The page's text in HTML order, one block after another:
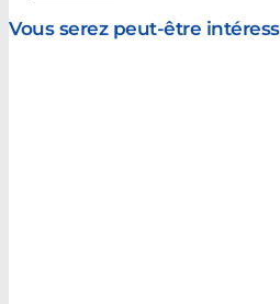
Vous serez peut-être